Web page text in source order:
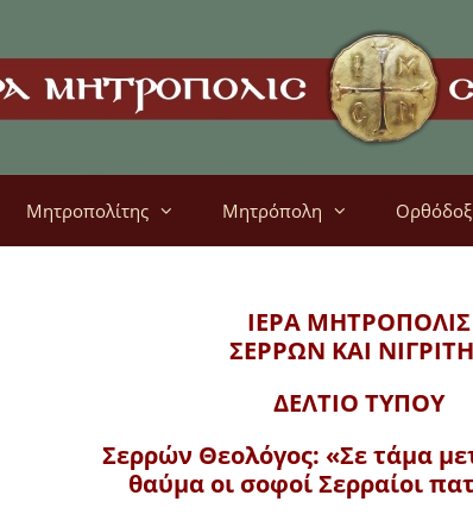
Μητροπολίτης Μητρόπολη
ΙΕΡΑ ΜΗΤΡΟΠΟΛΙΣ
ΣΕΡΡΩΝ ΚΑΙ
ΔΕΛΤΙΟ ΤΥΠΟΥ
Σερρών Θεολόγος: «Σε τάμα
θαύμα οι σοφοί Σερραίοι